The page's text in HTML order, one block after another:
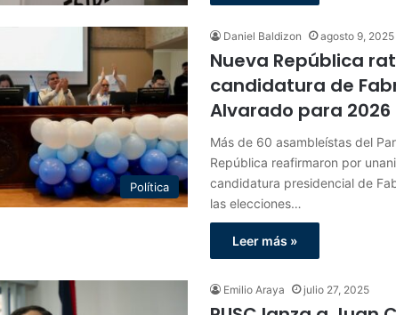
Política
Daniel Baldizon agosto 9, 2025
Nueva República
candidatura de
Alvarado para 2026
Más de 60 asambleístas del
República reafirmaron por
candidatura presidencial de
las elecciones…
Leer más »
Emilio Araya julio 27, 2025